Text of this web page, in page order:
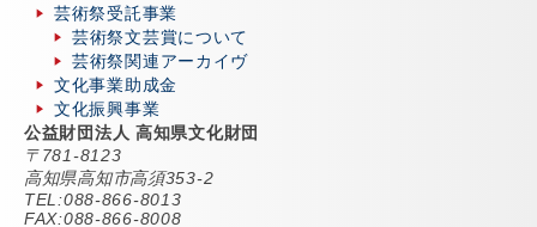
芸術祭受託事業
芸術祭文芸賞について
芸術祭関連アーカイヴ
文化事業助成金
文化振興事業
公益財団法人 高知県文化財団
〒781-8123
高知県高知市高須353-2
TEL:088-866-8013
FAX:088-866-8008